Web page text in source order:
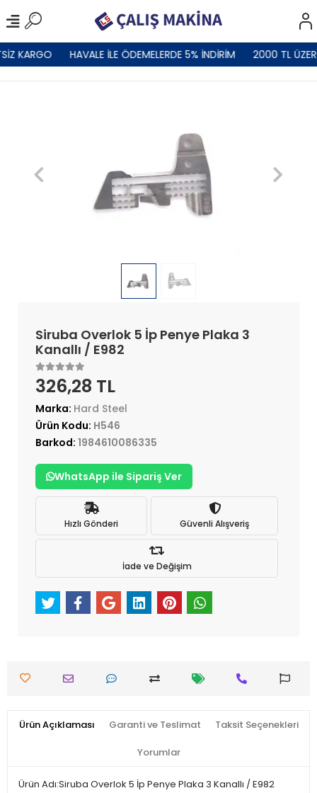
KARGO HAVALE İLE ÖDEMELERDE 5% İNDİRİM 2000 TL
Siruba Overlok 5 İp Penye Plaka 3
Kanallı / E982
326,28 TL
Marka: Hard Steel
Ürün Kodu: H546
Barkod: 1984610086335
WhatsApp ile Sipariş Ver
Hızlı Gönderi Güvenli Alışveriş
İade ve Değişim
Ürün Açıklaması Garanti ve Teslimat Taksit Seçenekleri
Yorumlar
Ürün Adı:Siruba Overlok 5 İp Penye Plaka 3 Kanallı / E982